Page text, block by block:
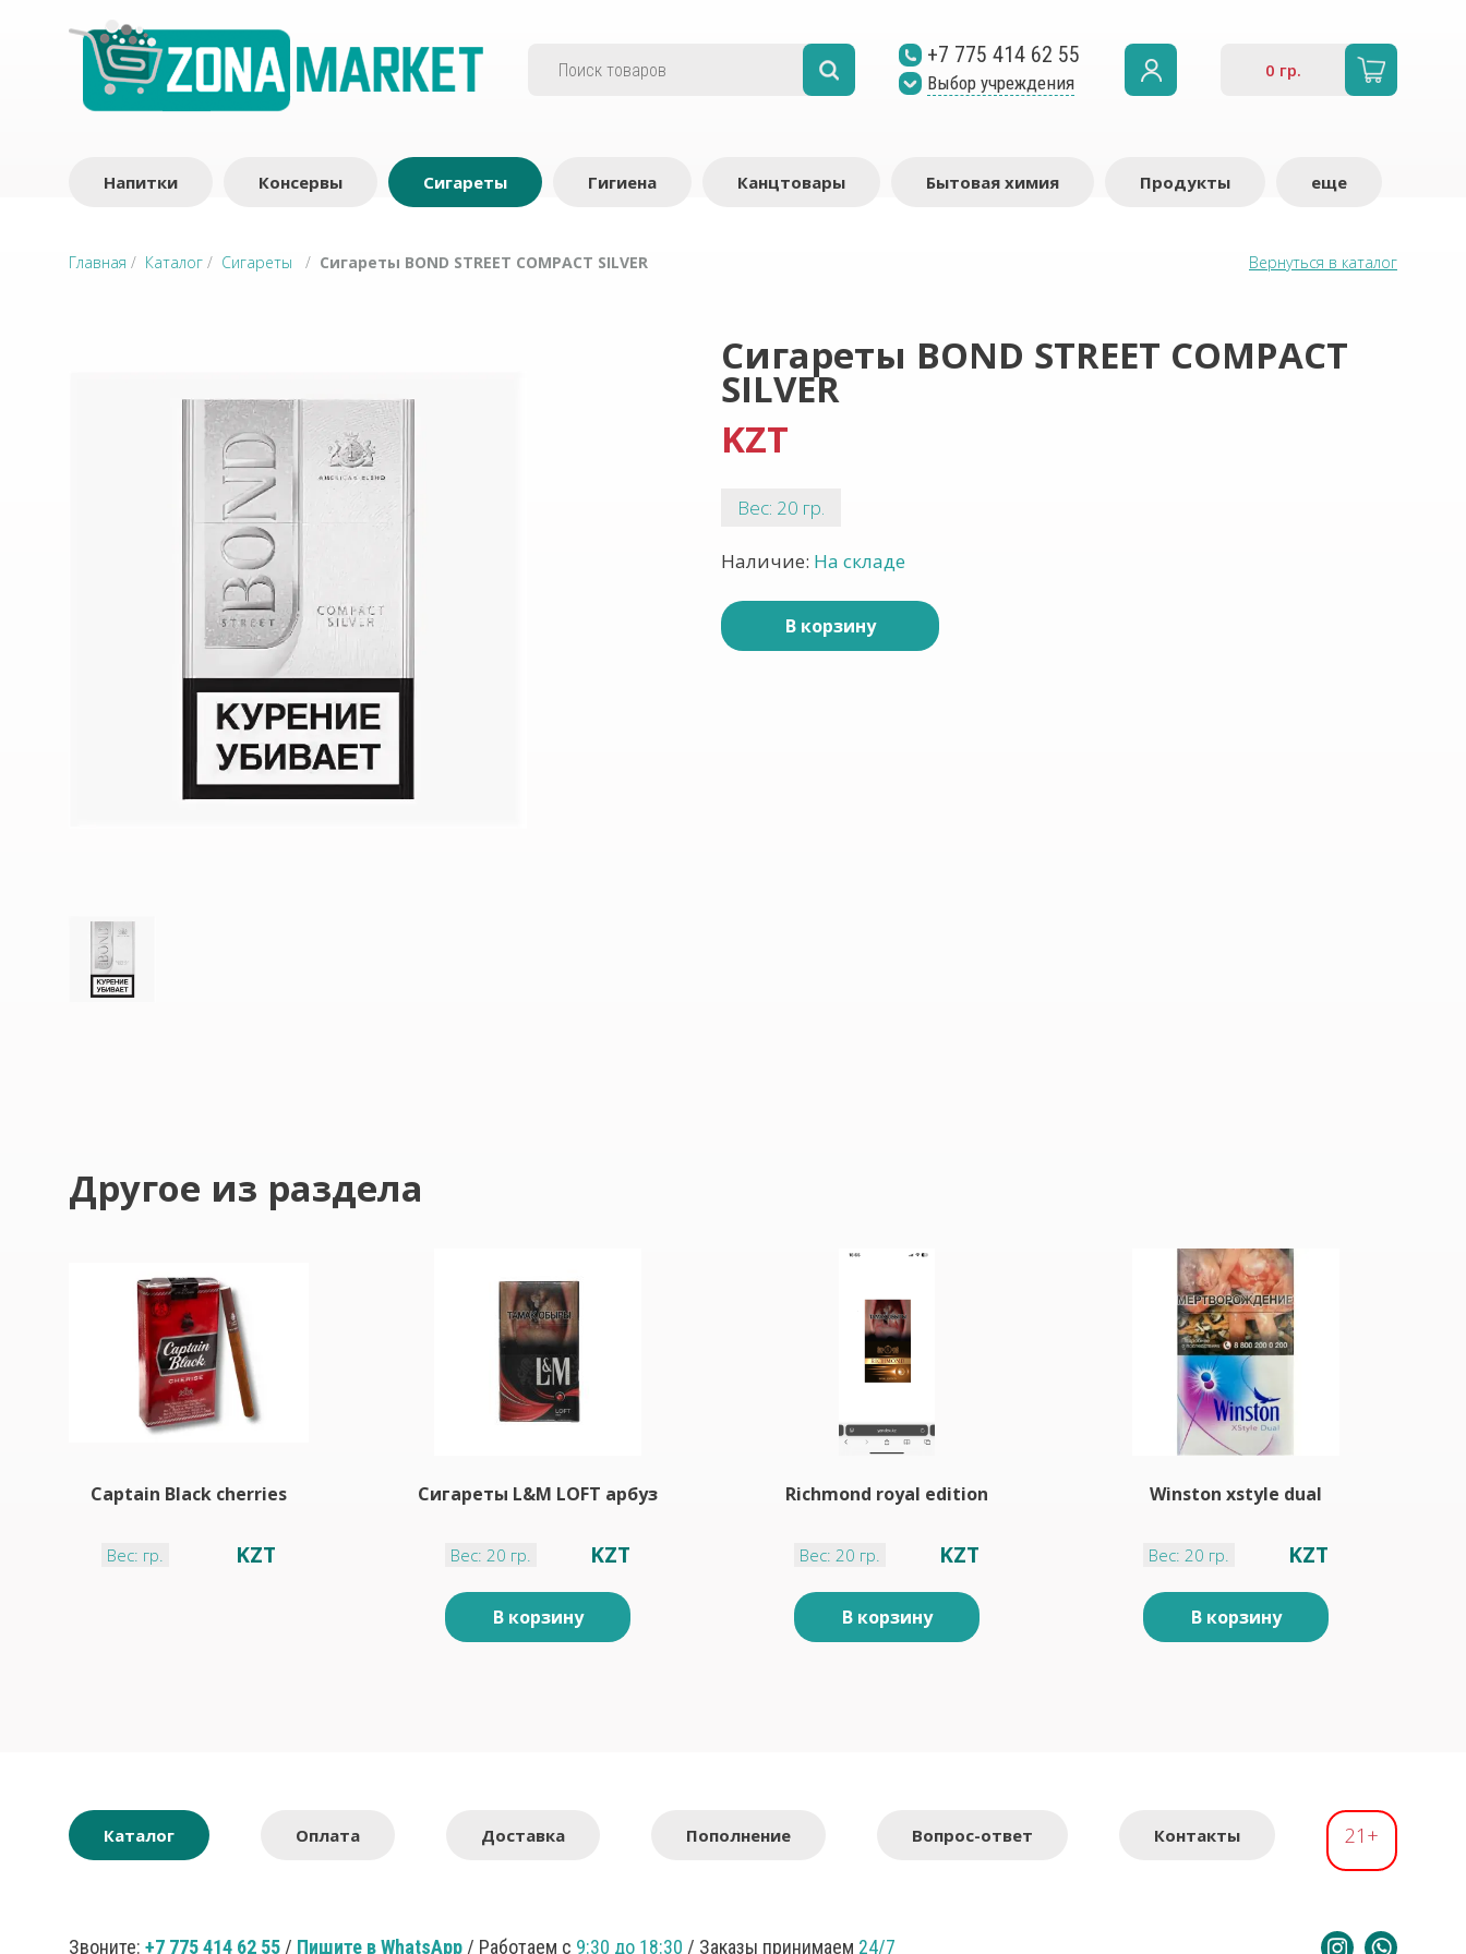
+7 775 414 62 55
Выбор учреждения
0 гр.
Напитки Консервы Сигареты Гигиена Канцтовары Бытовая химия Продукты еще
Главная / Каталог / Сигареты / Сигареты BOND STREET COMPACT SILVER Вернуться в каталог
Сигареты BOND STREET COMPACT
SILVER
KZT
Вес: 20 гр.
Наличие: На складе
В корзину
Другое из раздела
Captain Black cherries
Вес: гр. KZT
Сигареты L&M LOFT арбуз
Вес: 20 гр. KZT
В корзину
Richmond royal edition
Вес: 20 гр. KZT
В корзину
Winston xstyle dual
Вес: 20 гр. KZT
В корзину
Каталог Оплата Доставка Пополнение Вопрос-ответ Контакты 21+
Звоните: +7 775 414 62 55 / Пишите в WhatsApp / Работаем с 9:30 до 18:30 / Заказы принимаем 24/7